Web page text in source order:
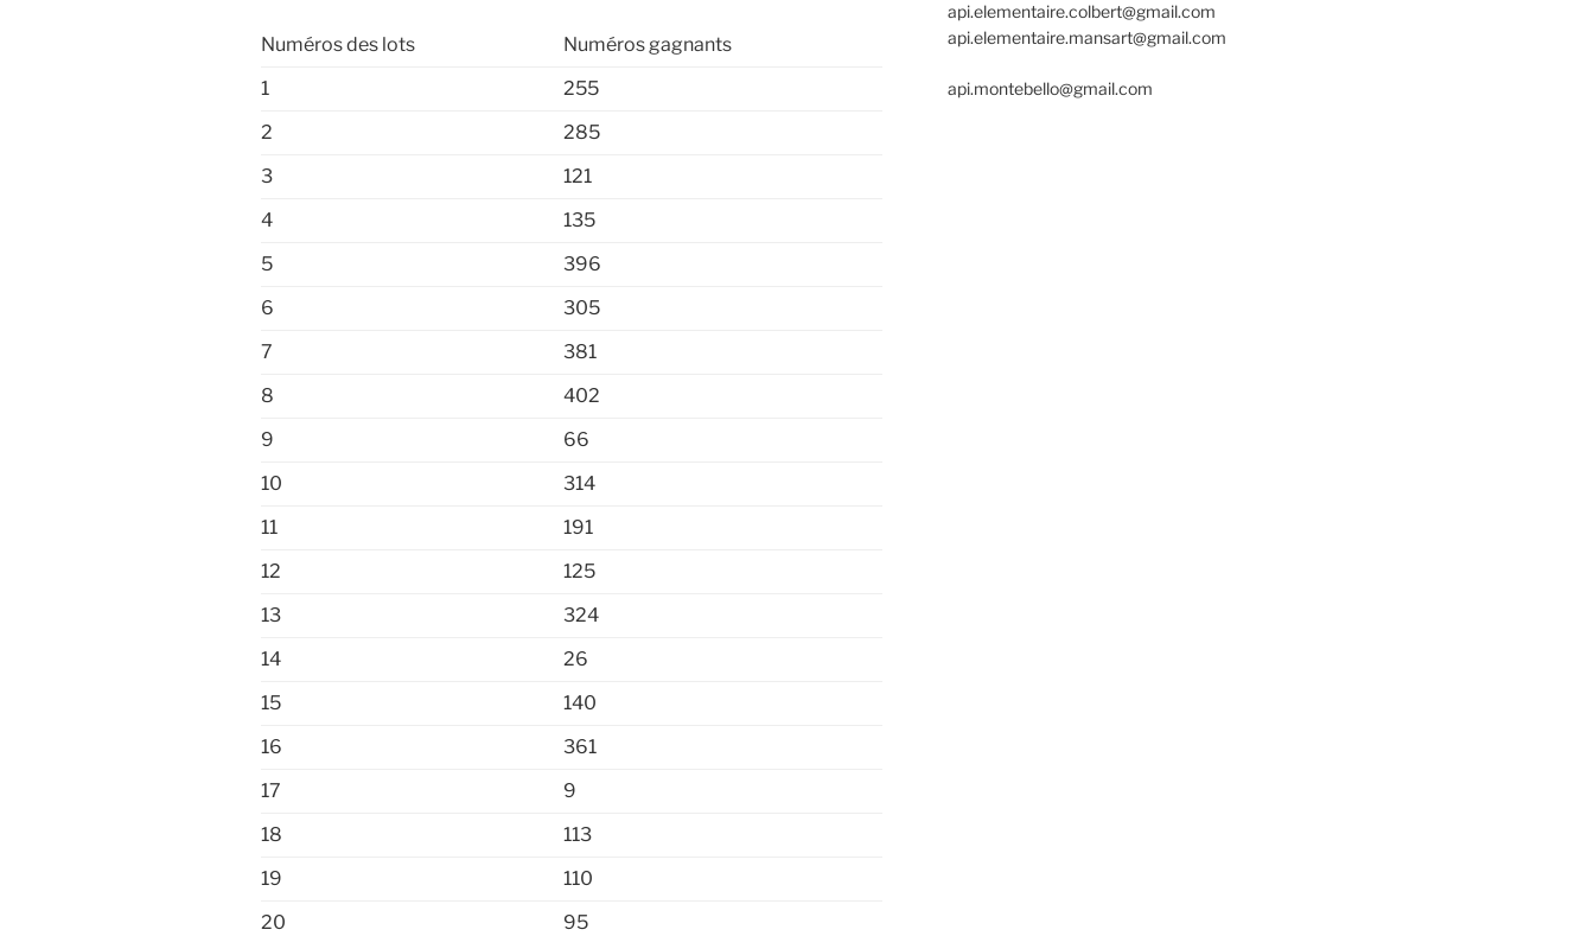
Numéros des lots
Numéros gagnants
1
255
2
285
3
121
4
135
5
396
6
305
7
381
8
402
9
66
10
314
11
191
12
125
13
324
14
26
15
140
16
361
17
9
18
113
19
110
20
95
api.elementaire.colbert@gmail.com
api.elementaire.mansart@gmail.com
api.montebello@gmail.com